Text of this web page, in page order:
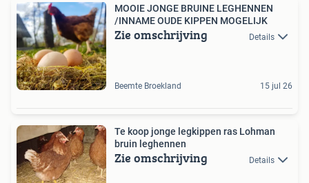
MOOIE JONGE BRUINE LEGHENNEN
/INNAME OUDE KIPPEN MOGELIJK
Zie omschrijving Details
Beemte Broekland 15 jul 26
Te koop jonge legkippen ras Lohman
bruin leghennen
Zie omschrijving Details